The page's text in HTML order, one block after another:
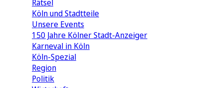
Rätsel
Köln und Stadtteile
Unsere Events
150 Jahre Kölner Stadt-Anzeiger
Karneval in Köln
Köln-Spezial
Region
Politik